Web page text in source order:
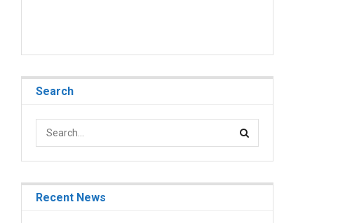
Search
Recent News